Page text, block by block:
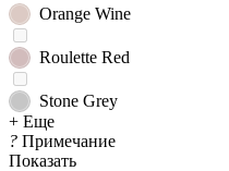
Orange Wine
Roulette Red
Stone Grey
+ Еще
? Примечание
Показать